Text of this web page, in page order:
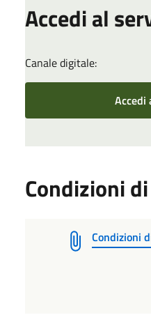
Accedi al
Canale digitale:
Accedi
Condizioni
Condizioni